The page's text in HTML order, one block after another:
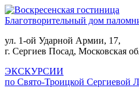
Благотворительный дом
ул. 1-ой Ударной Армии, 17,
г. Сергиев Посад, Московская
ЭКСКУРСИИ
по Свято-Троицкой Сергиевой